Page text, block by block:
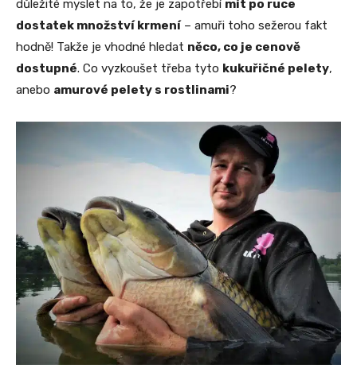
důležité myslet na to, že je zapotřebí mít po ruce
dostatek množství krmení – amuři toho sežerou fakt
hodně! Takže je vhodné hledat něco, co je cenově
dostupné. Co vyzkoušet třeba tyto kukuřičné pelety,
anebo amurové pelety s rostlinami?